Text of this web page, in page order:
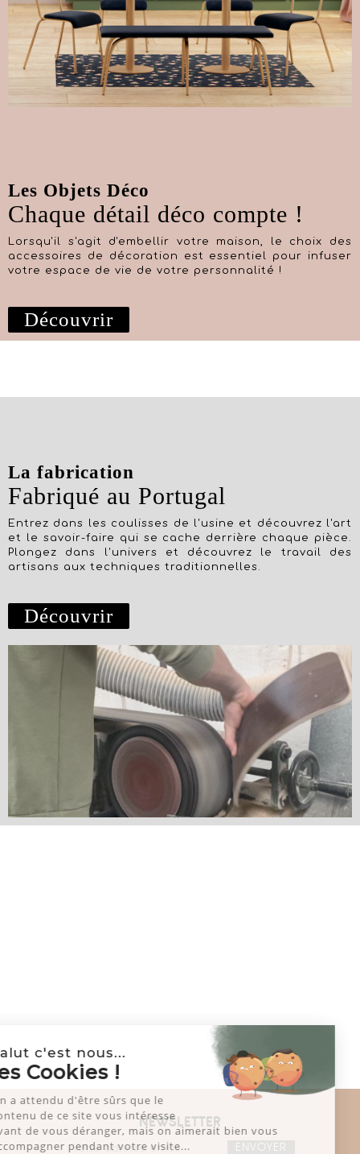
Les Objets Déco
Chaque détail déco compte !
Lorsqu'il s'agit d'embellir votre maison, le choix des
accessoires de décoration est essentiel pour infuser
votre espace de vie de votre personnalité !
Découvrir
La fabrication
Fabriqué au Portugal
Entrez dans les coulisses de l'usine et découvrez l'art
et le savoir-faire qui se cache derrière chaque pièce.
Plongez dans l'univers et découvrez le travail des
artisans aux techniques traditionnelles.
Découvrir
NEWSLETTER
Salut c'est nous...
les Cookies !
On a attendu d'être sûrs que le
contenu de ce site vous intéresse
avant de vous déranger, mais on aimerait bien vous
accompagner pendant votre visite...